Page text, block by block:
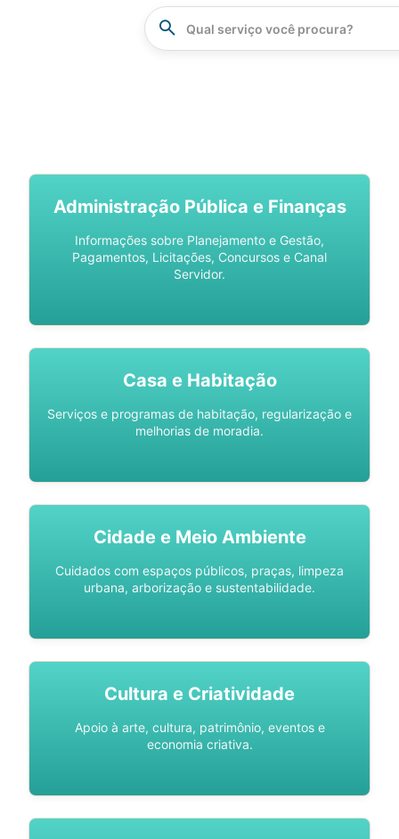
Administração Pública e Finanças
Informações sobre Planejamento e Gestão,
Pagamentos, Licitações, Concursos e Canal
Servidor.
Casa e Habitação
Serviços e programas de habitação, regularização e
melhorias de moradia.
Cidade e Meio Ambiente
Cuidados com espaços públicos, praças, limpeza
urbana, arborização e sustentabilidade.
Cultura e Criatividade
Apoio à arte, cultura, patrimônio, eventos e
economia criativa.